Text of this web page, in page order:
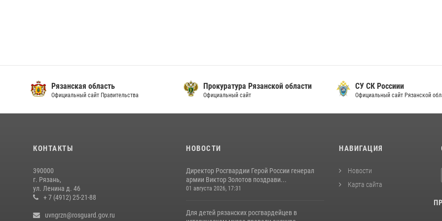
Рязанская область
Официальный сайт Правительства
Прокуратура Рязанской области
Официальный сайт
СУ СК Россиии
Официальный сайт Рязанской
КОНТАКТЫ
390000
г. Рязань,
ул. Ленина д. 46
+ 7 (4912) 25-21-88
uvngrzn@rosguard.gov.ru
НОВОСТИ
Директор Росгвардии Герой России генерал
армии Виктор Золотов поздрави...
01 августа 2026, 17:31
Для детей рязанских росгвардейцев в
НАВИГАЦИЯ
Новости
Карта сайта